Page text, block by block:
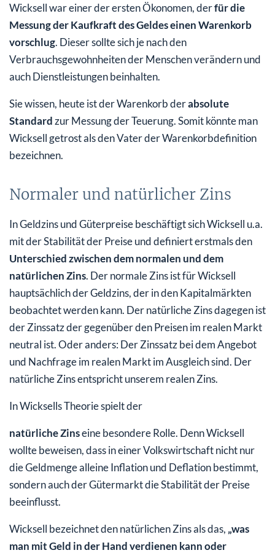
Wicksell war einer der ersten Ökonomen, derfür die
Messung der Kaufkraft des Geldes einen Warenkorb
vorschlug. Dieser sollte sich je nach den
Verbrauchsgewohnheiten der Menschen verändern und
auch Dienstleistungen beinhalten.
Sie wissen, heute ist der Warenkorb derabsolute
Standardzur Messung der Teuerung. Somit könnte man
Wicksell getrost als den Vater der Warenkorbdefinition
bezeichnen.
Normaler und natürlicher Zins
In Geldzins und Güterpreise beschäftigt sich Wicksell u.a.
mit der Stabilität der Preise und definiert erstmals den
Unterschied zwischen dem normalen und dem
natürlichen Zins. Der normale Zins ist für Wicksell
hauptsächlich der Geldzins, der in den Kapitalmärkten
beobachtet werden kann. Der natürliche Zins dagegen ist
der Zinssatz der gegenüber den Preisen im realen Markt
neutral ist. Oder anders: Der Zinssatz bei dem Angebot
und Nachfrage im realen Markt im Ausgleich sind. Der
natürliche Zins entspricht unserem realen Zins.
In Wicksells Theorie spielt der
natürliche Zinseine besondere Rolle. Denn Wicksell
wollte beweisen, dass in einer Volkswirtschaft nicht nur
die Geldmenge alleine Inflation und Deflation bestimmt,
sondern auch der Gütermarkt die Stabilität der Preise
beeinflusst.
Wicksell bezeichnet den natürlichen Zins als das, „was
man mit Geld in der Hand verdienen kann oder